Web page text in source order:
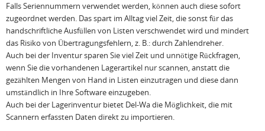
Falls Seriennummern verwendet werden, können auch diese sofort
zugeordnet werden. Das spart im Alltag viel Zeit, die sonst für das
handschriftliche Ausfüllen von Listen verschwendet wird und mindert
das Risiko von Übertragungsfehlern, z. B.: durch Zahlendreher.
Auch bei der Inventur sparen Sie viel Zeit und unnötige Rückfragen,
wenn Sie die vorhandenen Lagerartikel nur scannen, anstatt die
gezählten Mengen von Hand in Listen einzutragen und diese dann
umständlich in Ihre Software einzugeben.
Auch bei der Lagerinventur bietet Del-Wa die Möglichkeit, die mit
Scannern erfassten Daten direkt zu importieren.